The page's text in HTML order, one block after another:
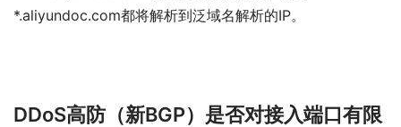
*.aliyundoc.com都将解析到泛域名解析的IP。
DDoS高防（新BGP）是否对接入端口有限